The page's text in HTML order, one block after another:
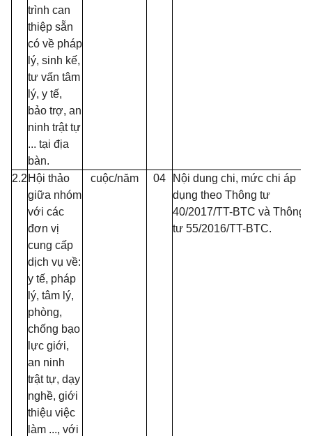
trình can
thiệp sẵn
có về pháp
lý, sinh kế,
tư vấn tâm
lý, y tế,
bảo trợ, an
ninh trật tự
... tại địa
bàn.
2.2 Hội thảo
giữa nhóm
với các
đơn vị
cung cấp
dịch vụ về:
y tế, pháp
lý, tâm lý,
phòng,
chống bạo
lực giới,
an ninh
trật tự, dạy
nghề, giới
thiệu việc
làm ..., với
cuộc/năm 04
Nội dung chi, mức chi áp
dụng theo Thông tư
40/2017/TT-BTC và Thông
tư 55/2016/TT-BTC.